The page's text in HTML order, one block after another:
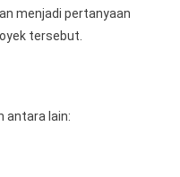
menjadi pertanyaan
tersebut.
antara lain: